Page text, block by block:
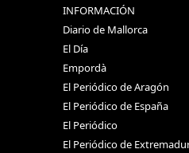
INFORMACIÓN
Diario de Mallorca
El Día
Empordà
El Periódico de Aragón
El Periódico de España
El Periódico
El Periódico de